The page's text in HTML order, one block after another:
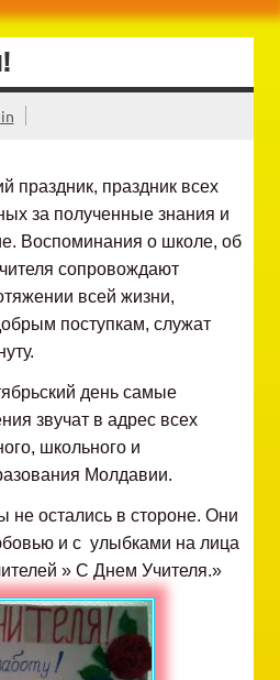
праздник, праздник всех
за полученные знания и
Воспоминания о школе, об
сопровождают
всей жизни,
поступкам, служат
день самые
звучат в адрес всех
школьного и
Молдавии.
остались в стороне. Они
и с улыбками на лица
» С Днем Учителя.»